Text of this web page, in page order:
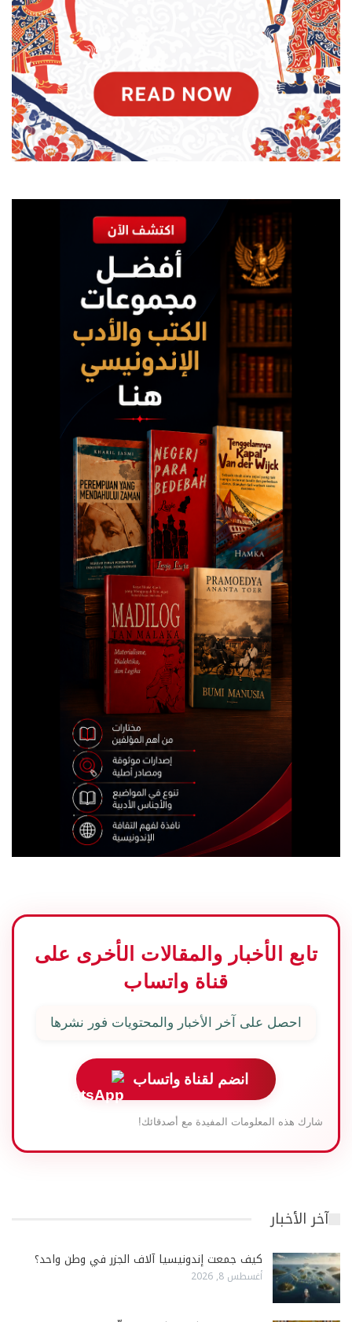
تابع الأخبار والمقالات الأخرى على
قناة واتساب
احصل على آخر الأخبار والمحتويات فور نشرها
انضم لقناة واتساب
شارك هذه المعلومات المفيدة مع أصدقائك!
آخر الأخبار
كيف جمعت إندونيسيا آلاف الجزر في وطن واحد؟
أغسطس 8, 2026